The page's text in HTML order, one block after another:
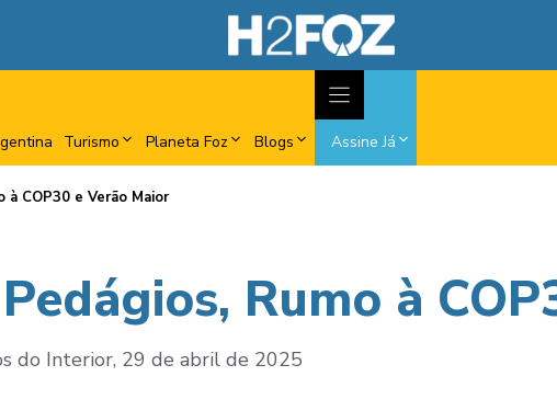
Turismo Planeta Foz Blogs Assine Já
COP30 e Verão Maior
Rumo à
do Interior, 29 de abril de 2025